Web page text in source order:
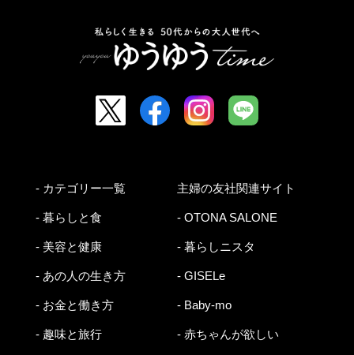
- カテゴリー一覧
- 暮らしと食
- 美容と健康
- あの人の生き方
- お金と働き方
- 趣味と旅行
主婦の友社関連サイト
- OTONA SALONE
- 暮らしニスタ
- GISELe
- Baby-mo
- 赤ちゃんが欲しい